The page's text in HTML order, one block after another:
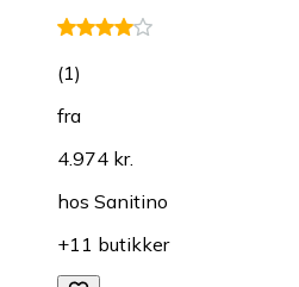
(1)
fra
4.974 kr.
hos Sanitino
+11 butikker